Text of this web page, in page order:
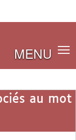
MENU
au mot